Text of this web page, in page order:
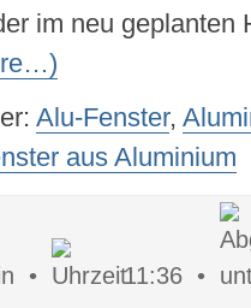
im neu geplanten
Alu-Fenster,
aus Aluminium
• 11:36 •